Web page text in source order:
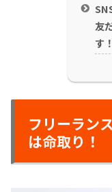
友
す！
フリーラン
は命取り！